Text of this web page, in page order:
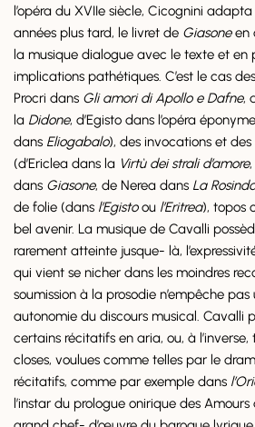
l’opéra du XVIIe siècle, Cicognini
années plus tard, le livret de Giasoneen
la musique dialogue avec le texte et en
implications pathétiques. C’est le cas
Procri dans Gli amori di Apollo e Dafne,
la Didone, d’Egisto dans l’opéra
dans Eliogabalo), des invocations et
(d’Ericlea dans la Virtù dei strali d’amore
dans Giasone, de Nerea dans La
de folie (dans l’Egistoou l’Eritrea), topos
bel avenir. La musique de Cavalli
rarement atteinte jusque- là,
qui vient se nicher dans les moindres
soumission à la prosodie n’empêche
autonomie du discours musical. Cavalli
certains récitatifs en aria, ou, à
closes, voulues comme telles par le
récitatifs, comme par exemple dans
l’instar du prologue onirique des Amours